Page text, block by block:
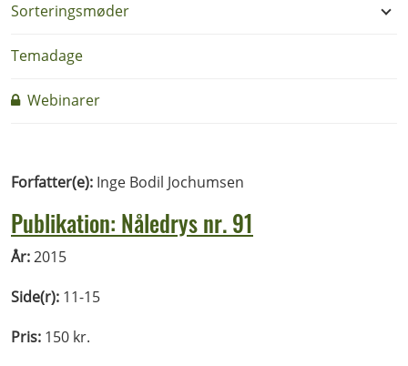
Sorteringsmøder
Temadage
Webinarer
Forfatter(e): Inge Bodil Jochumsen
Publikation: Nåledrys nr. 91
År:2015
Side(r): 11-15
Pris: 150 kr.